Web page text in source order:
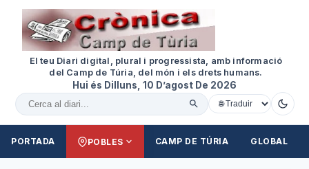
El teu Diari digital, plural i progressista, amb informació
del Camp de Túria, del món i els drets humans.
Hui és Dilluns, 10 D’agost De 2026
Cercar al diari
PORTADA POBLES CAMP DE TÚRIA GLOBAL